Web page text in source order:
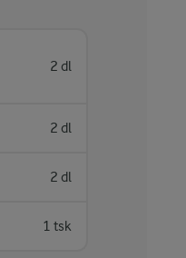
2 dl
2 dl
2 dl
1 tsk